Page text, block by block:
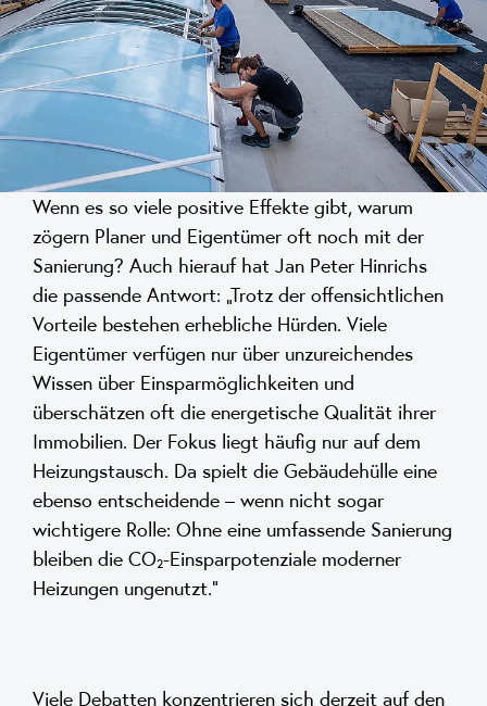
Wenn es so viele positive Effekte gibt, warum
zögern Planer und Eigentümer oft noch mit der
Sanierung? Auch hierauf hat Jan Peter Hinrichs
die passende Antwort: „Trotz der offensichtlichen
Vorteile bestehen erhebliche Hürden. Viele
Eigentümer verfügen nur über unzureichendes
Wissen über Einsparmöglichkeiten und
überschätzen oft die energetische Qualität ihrer
Immobilien. Der Fokus liegt häufig nur auf dem
Heizungstausch. Da spielt die Gebäudehülle eine
ebenso entscheidende – wenn nicht sogar
wichtigere Rolle: Ohne eine umfassende Sanierung
bleiben die CO₂-Einsparpotenziale moderner
Heizungen ungenutzt.“
Viele Debatten konzentrieren sich derzeit auf den